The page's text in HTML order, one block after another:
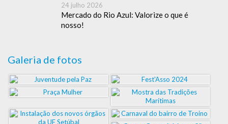
24 julho 2026
Mercado do Rio Azul: Valorize o que é
nosso!
Galeria de fotos